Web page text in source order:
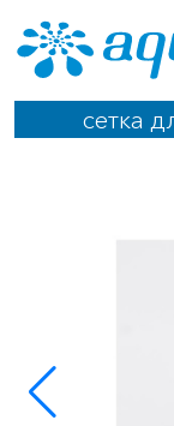
Перейти к
сетка